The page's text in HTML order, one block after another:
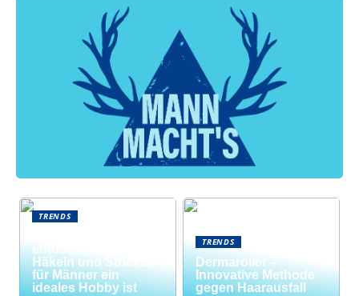
TRENDS
entdecken: Warum
Häkeln und Stricken
für Männer ein
ideales Hobby ist
TRENDS
Dermaroller –
Innovative Methode
gegen Haarausfall